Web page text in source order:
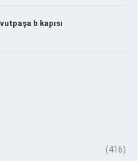
b kapısı
(416)